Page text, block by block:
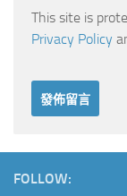
This site is
Privacy Policy
FOLLOW: